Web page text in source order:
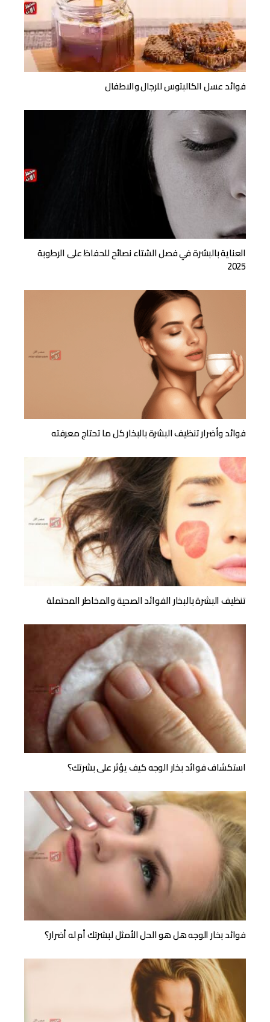
فوائد عسل الكالبتوس للرجال والاطفال
العناية بالبشرة في فصل الشتاء نصائح للحفاظ على الرطوبة
2025
فوائد وأضرار تنظيف البشرة بالبخار كل ما تحتاج معرفته
تنظيف البشرة بالبخار الفوائد الصحية والمخاطر المحتملة
استكشاف فوائد بخار الوجه كيف يؤثر على بشرتك؟
فوائد بخار الوجه هل هو الحل الأمثل لبشرتك أم له أضرار؟